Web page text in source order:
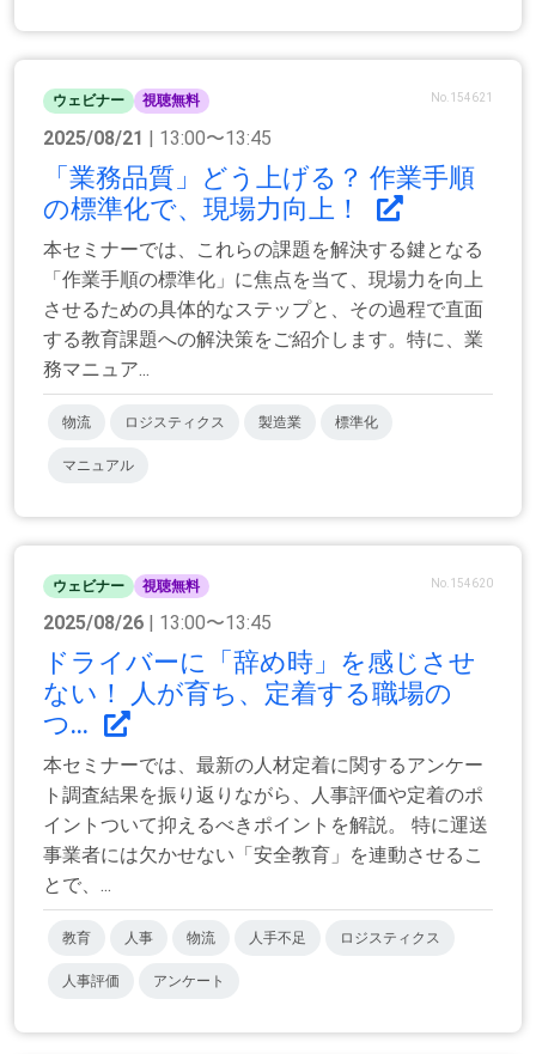
ウェビナー 視聴無料 No.154621
2025/08/21 | 13:00〜13:45
「業務品質」どう上げる？ 作業手順
の標準化で、現場力向上！
本セミナーでは、これらの課題を解決する鍵となる
「作業手順の標準化」に焦点を当て、現場力を向上
させるための具体的なステップと、その過程で直面
する教育課題への解決策をご紹介します。特に、業
務マニュア...
物流 ロジスティクス 製造業 標準化
マニュアル
ウェビナー 視聴無料 No.154620
2025/08/26 | 13:00〜13:45
ドライバーに「辞め時」を感じさせ
ない！ 人が育ち、定着する職場の
つ...
本セミナーでは、最新の人材定着に関するアンケー
ト調査結果を振り返りながら、人事評価や定着のポ
イントついて抑えるべきポイントを解説。 特に運送
事業者には欠かせない「安全教育」を連動させるこ
とで、...
教育 人事 物流 人手不足 ロジスティクス
人事評価 アンケート